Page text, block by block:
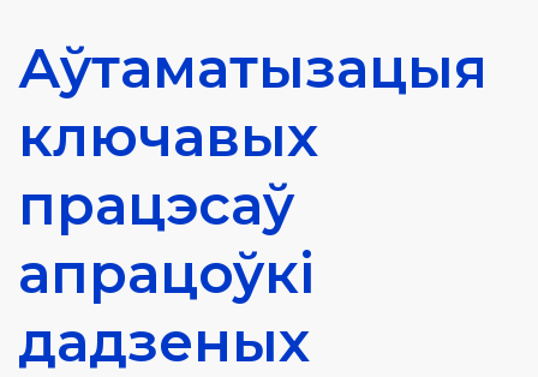
Аўтаматызацыя
ключавых
працэсаў
апрацоўкі
дадзеных